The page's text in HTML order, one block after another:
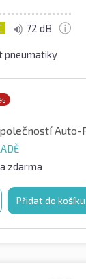
72 dB
pneumatiky
Auto-
zdarma
Přidat do košíku